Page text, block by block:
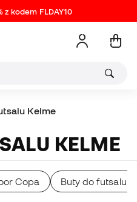
z kodem FLDAY10
Kelme
KELME
Copa Buty do futsalu